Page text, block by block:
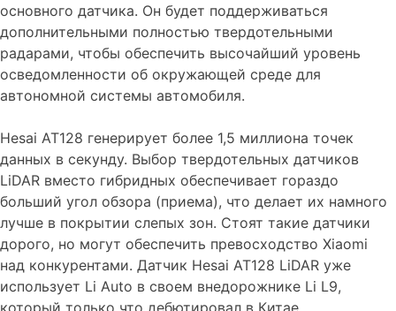
основного датчика. Он будет поддерживаться
дополнительными полностью твердотельными
радарами, чтобы обеспечить высочайший уровень
осведомленности об окружающей среде для
автономной системы автомобиля.
Hesai AT128 генерирует более 1,5 миллиона точек
данных в секунду. Выбор твердотельных датчиков
LiDAR вместо гибридных обеспечивает гораздо
больший угол обзора (приема), что делает их намного
лучше в покрытии слепых зон. Стоят такие датчики
дорого, но могут обеспечить превосходство Xiaomi
над конкурентами. Датчик Hesai AT128 LiDAR уже
использует Li Auto в своем внедорожнике Li L9,